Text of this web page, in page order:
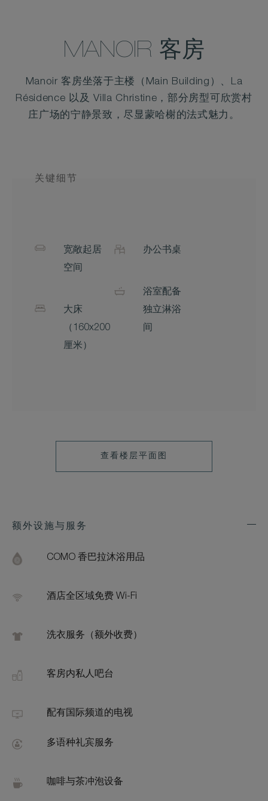
MANOIR 客房
Manoir 客房坐落于主楼（Main Building）、La
Résidence 以及 Villa Christine，部分房型可欣赏村
庄广场的宁静景致，尽显蒙哈榭的法式魅力。
关键细节
宽敞起居
空间
大床
（160x200
厘米）
办公书桌
浴室配备
独立淋浴
间
查看楼层平面图
额外设施与服务
COMO 香巴拉沐浴用品
酒店全区域免费 Wi-Fi
洗衣服务（额外收费）
客房内私人吧台
配有国际频道的电视
多语种礼宾服务
咖啡与茶冲泡设备